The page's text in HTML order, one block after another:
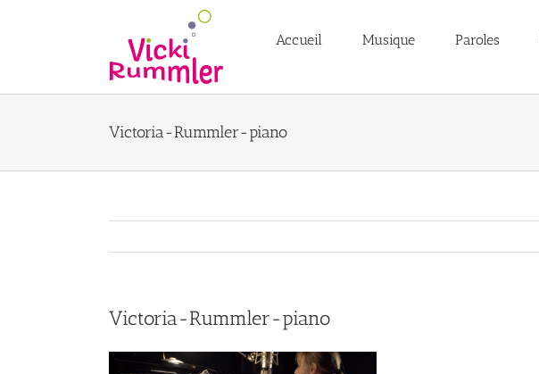
Accueil Musique Paroles
Victoria-Rummler-piano
Victoria-Rummler-piano